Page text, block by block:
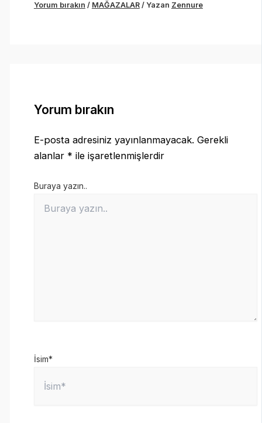
Yorum bırakın / MAĞAZALAR/ Yazan Zennure
Yorum bırakın
E-posta adresiniz yayınlanmayacak. Gerekli
alanlar * ile işaretlenmişlerdir
Buraya yazın..
İsim*